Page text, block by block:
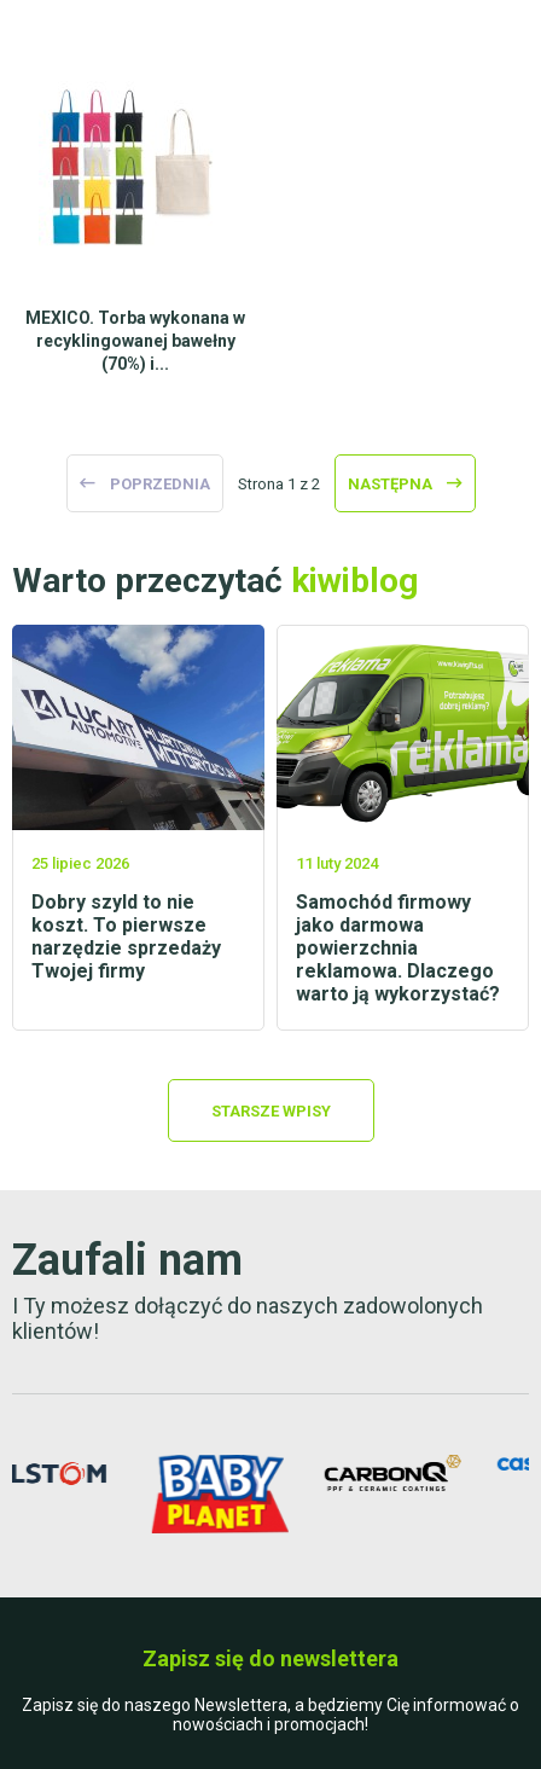
MEXICO. Torba wykonana w
recyklingowanej bawełny
(70%) i...
POPRZEDNIA Strona 1 z 2 NASTĘPNA
Warto przeczytać kiwiblog
25 lipiec 2026
Dobry szyld to nie
koszt. To pierwsze
narzędzie sprzedaży
Twojej firmy
11 luty 2024
Samochód firmowy
jako darmowa
powierzchnia
reklamowa. Dlaczego
warto ją wykorzystać?
STARSZE WPISY
Zaufali nam
I Ty możesz dołączyć do naszych zadowolonych
klientów!
Zapisz się do newslettera
Zapisz się do naszego Newslettera, a będziemy Cię informować o
nowościach i promocjach!